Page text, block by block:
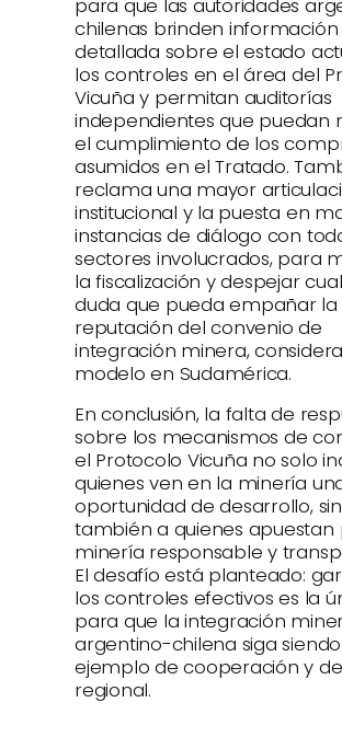
chilenas brinden información
detallada sobre el estado
los controles en el área del
Vicuña y permitan auditorías
independientes que puedan
el cumplimiento de los
asumidos en el Tratado.
reclama una mayor
institucional y la puesta en
instancias de diálogo con
sectores involucrados, para
la fiscalización y despejar
duda que pueda empañar la
reputación del convenio de
integración minera,
modelo en Sudamérica.
En conclusión, la falta de
sobre los mecanismos de
el Protocolo Vicuña no solo
quienes ven en la minería
oportunidad de desarrollo,
también a quienes apuestan
minería responsable y
El desafío está planteado:
los controles efectivos es la
para que la integración
argentino-chilena siga
ejemplo de cooperación y
regional.